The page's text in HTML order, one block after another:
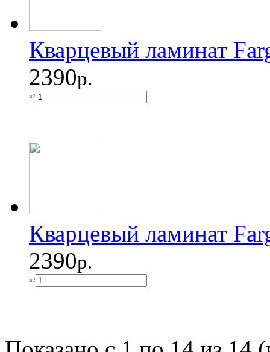
Кварцевый ламинат
2390р.
м2
Кварцевый ламинат
2390р.
м2